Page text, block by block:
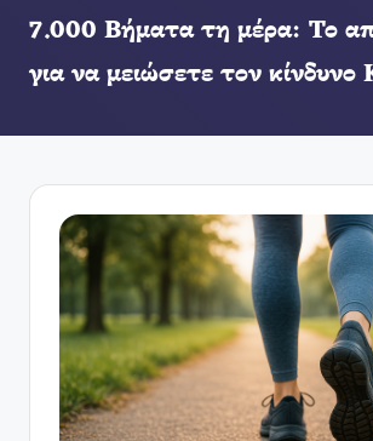
7.000 Βήματα τη μέρα: Το
για να μειώσετε τον κίνδυνο